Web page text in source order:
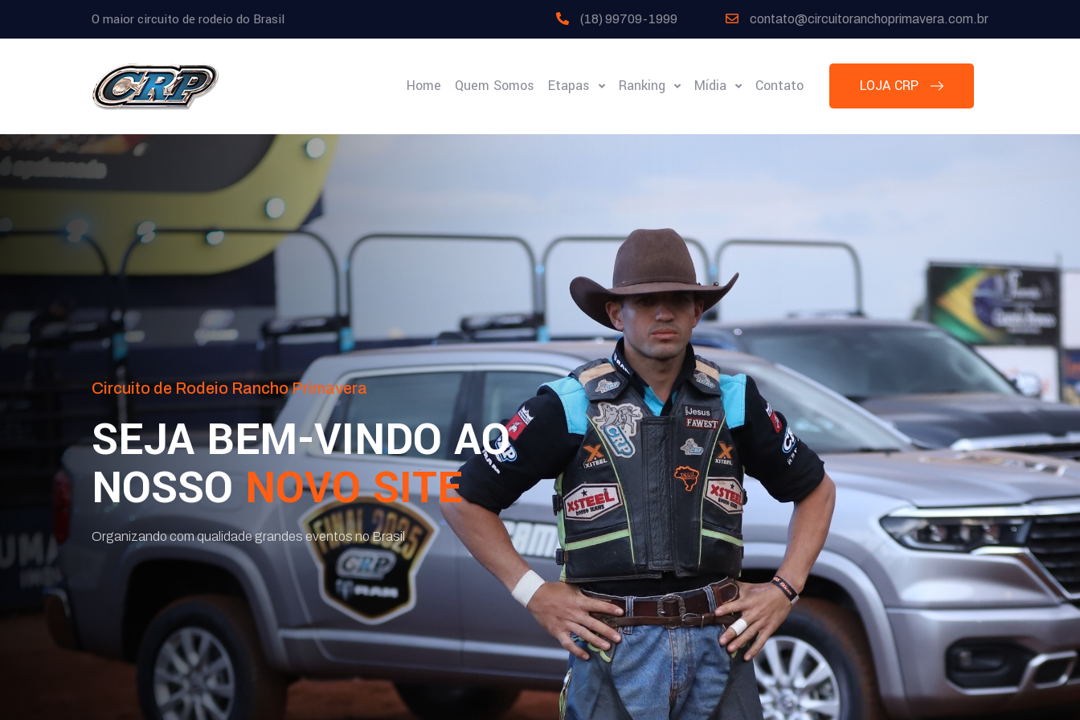
O maior circuito de rodeio do Brasil (18) 99709-1999 contato@circuitoranchoprimavera.com.br
Home Quem Somos Etapas Ranking Mídia Contato LOJA CRP
Circuito de Rodeio Rancho Primavera
SEJA BEM-VINDO AO
NOSSO NOVO SITE
Organizando com qualidade grandes eventos no Brasil